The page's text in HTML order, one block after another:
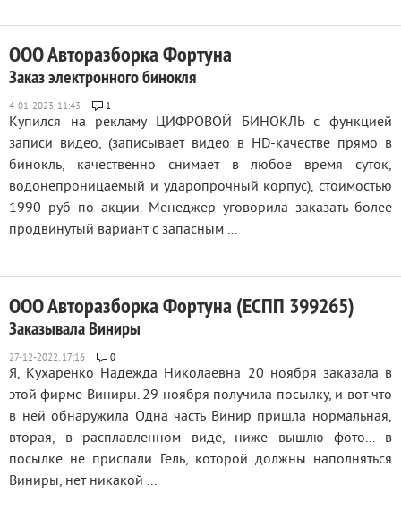
ООО Авторазборка Фортуна
Заказ электронного бинокля
1
Купился на рекламу ЦИФРОВОЙ БИНОКЛЬ с функцией
записи видео, (записывает видео в HD-качестве прямо в
бинокль, качественно снимает в любое время суток,
водонепроницаемый и ударопрочный корпус), стоимостью
1990 руб по акции. Менеджер уговорила заказать более
продвинутый вариант с запасным ...
ООО Авторазборка Фортуна (ЕСПП 399265)
Заказывала Виниры
0
Я, Кухаренко Надежда Николаевна 20 ноября заказала в
этой фирме Виниры. 29 ноября получила посылку, и вот что
в ней обнаружила Одна часть Винир пришла нормальная,
вторая, в расплавленном виде, ниже вышлю фото... в
посылке не прислали Гель, которой должны наполняться
Виниры, нет никакой ...